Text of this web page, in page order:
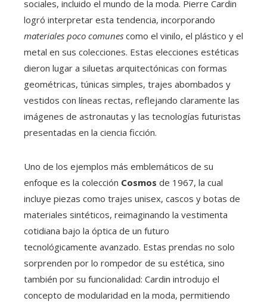
sociales, incluido el mundo de la moda. Pierre Cardin
logró interpretar esta tendencia, incorporando
materiales poco comunes como el vinilo, el plástico y el
metal en sus colecciones. Estas elecciones estéticas
dieron lugar a siluetas arquitectónicas con formas
geométricas, túnicas simples, trajes abombados y
vestidos con líneas rectas, reflejando claramente las
imágenes de astronautas y las tecnologías futuristas
presentadas en la ciencia ficción.
Uno de los ejemplos más emblemáticos de su
enfoque es la colección Cosmos de 1967, la cual
incluye piezas como trajes unisex, cascos y botas de
materiales sintéticos, reimaginando la vestimenta
cotidiana bajo la óptica de un futuro
tecnológicamente avanzado. Estas prendas no solo
sorprenden por lo rompedor de su estética, sino
también por su funcionalidad: Cardin introdujo el
concepto de modularidad en la moda, permitiendo